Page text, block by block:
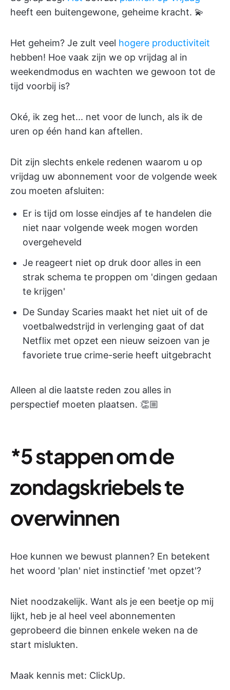
heeft een buitengewone, geheime kracht. 💫
Het geheim? Je zult veel hogere productiviteit
hebben! Hoe vaak zijn we op vrijdag al in
weekendmodus en wachten we gewoon tot de
tijd voorbij is?
Oké, ik zeg het... net voor de lunch, als ik de
uren op één hand kan aftellen.
Dit zijn slechts enkele redenen waarom u op
vrijdag uw abonnement voor de volgende week
zou moeten afsluiten:
Er is tijd om losse eindjes af te handelen die
niet naar volgende week mogen worden
overgeheveld
Je reageert niet op druk door alles in een
strak schema te proppen om 'dingen gedaan
te krijgen'
De Sunday Scaries maakt het niet uit of de
voetbalwedstrijd in verlenging gaat of dat
Netflix met opzet een nieuw seizoen van je
favoriete true crime-serie heeft uitgebracht
Alleen al die laatste reden zou alles in
perspectief moeten plaatsen. 👏🏼
*5 stappen om de
zondagskriebels te
overwinnen
Hoe kunnen we bewust plannen? En betekent
het woord 'plan' niet instinctief 'met opzet'?
Niet noodzakelijk. Want als je een beetje op mij
lijkt, heb je al heel veel abonnementen
geprobeerd die binnen enkele weken na de
start mislukten.
Maak kennis met: ClickUp.